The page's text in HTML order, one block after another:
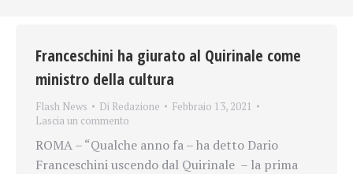
Franceschini ha giurato al Quirinale come
ministro della cultura
Flash News Di Redazione
Febbraio 13, 2021
Lascia un commento
ROMA – “Qualche anno fa – ha detto Dario
Franceschini uscendo dal Quirinale – la prima